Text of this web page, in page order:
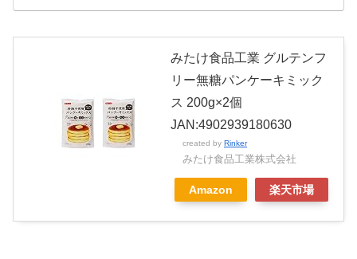
みたけ食品工業 グルテンフ
リー無糖パンケーキミック
ス 200g×2個
JAN:4902939180630
created by Rinker
みたけ食品工業株式会社
Amazon 楽天市場